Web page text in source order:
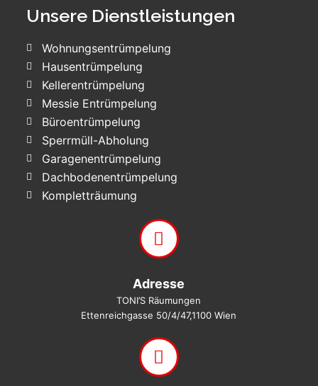
Unsere Dienstleistungen
Wohnungsentrümpelung
Hausentrümpelung
Kellerentrümpelung
Messie Entrümpelung
Büroentrümpelung
Sperrmüll-Abholung
Garagenentrümpelung
Dachbodenentrümpelung
Kompletträumung
Adresse
TONI’S Räumungen
Ettenreichgasse 50/4/47,1100 Wien